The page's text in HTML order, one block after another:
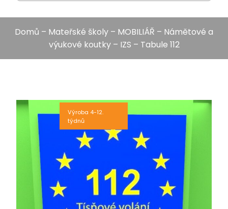
Domů – Mateřské školy – MOBILIÁŘ – Námětové a
výukové koutky– IZS – Tabule 112
Výroba 4-12.
týdnů